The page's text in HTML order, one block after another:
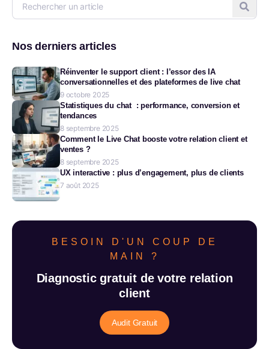
Nos derniers articles
Réinventer le support client : l’essor des IA
conversationnelles et des plateformes de live chat
9 octobre 2025
Statistiques du chat : performance, conversion et
tendances
8 septembre 2025
Comment le Live Chat booste votre relation client et
ventes ?
8 septembre 2025
UX interactive : plus d’engagement, plus de clients
7 août 2025
BESOIN D'UN COUP DE
MAIN ?
Diagnostic gratuit de votre relation
client
Audit Gratuit